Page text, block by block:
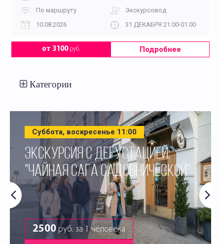
По маршруту
Экскурсовод
10.08.2026
31 ДЕКАБРЯ 21:00-01:00
от 3100руб. Подробнее
Категории
Суббота, воскресенье 11:00
ЭКСКУРСИЯ С ДЕГУСТАЦИЕЙ:
"ЧАЙНАЯ САГА САДОВНИЧЕСКОЙ"
2500руб. за 1 человека